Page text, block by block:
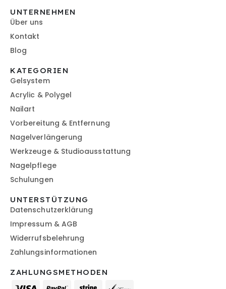
UNTERNEHMEN
Über uns
Kontakt
Blog
KATEGORIEN
Gelsystem
Acrylic & Polygel
Nailart
Vorbereitung & Entfernung
Nagelverlängerung
Werkzeuge & Studioausstattung
Nagelpflege
Schulungen
UNTERSTÜTZUNG
Datenschutzerklärung
Impressum & AGB
Widerrufsbelehrung
Zahlungsinformationen
ZAHLUNGSMETHODEN